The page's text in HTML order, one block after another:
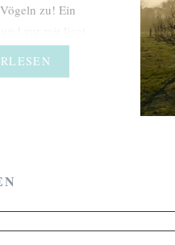
zu! Ein
vor mir liegt